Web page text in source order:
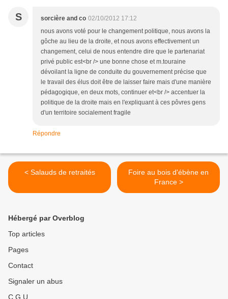
S sorcière and co 02/10/2012 17:12
nous avons voté pour le changement politique, nous avons la
gôche au lieu de la droite, et nous avons effectivement un
changement, celui de nous entendre dire que le partenariat
privé public est<br /> une bonne chose et m.touraine
dévoilant la ligne de conduite du gouvernement précise que
le travail des élus doit être de laisser faire mais d'une manière
pédagogique, en deux mots, continuer et<br /> accentuer la
politique de la droite mais en l'expliquant à ces pôvres gens
d'un territoire socialement fragile
Répondre
< Salauds de retraités
Foire au bois d'ébène en
France >
Hébergé par Overblog
Top articles
Pages
Contact
Signaler un abus
C.G.U.